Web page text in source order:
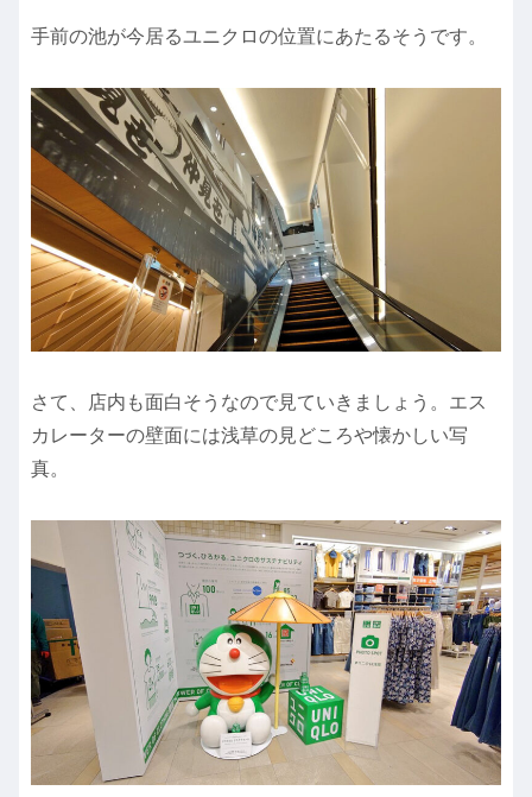
手前の池が今居るユニクロの位置にあたるそうです。
さて、店内も面白そうなので見ていきましょう。エス
カレーターの壁面には浅草の見どころや懐かしい写
真。